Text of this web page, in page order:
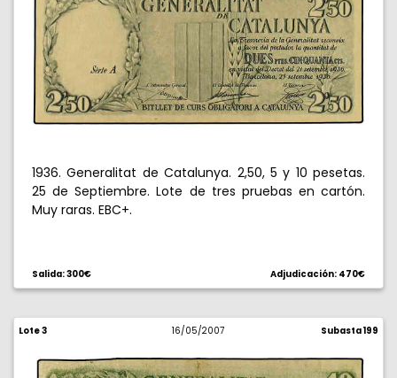
1936. Generalitat de Catalunya. 2,50, 5 y 10 pesetas.
25 de Septiembre. Lote de tres pruebas en cartón.
Muy raras. EBC+.
Salida: 300€ Adjudicación: 470€
Lote 3 16/05/2007 Subasta 199